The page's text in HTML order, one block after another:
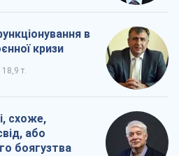
в
кризи
18,9 т.
схоже,
або
боягузтва